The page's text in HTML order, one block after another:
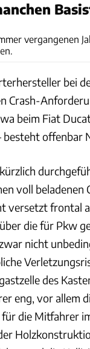
vergangenen
bei
Crash-
beim Fiat
offenbar
voll beladenen
versetzt frontal
die für Pkw
nicht
des
eng, vor allem
die Mitfahrer